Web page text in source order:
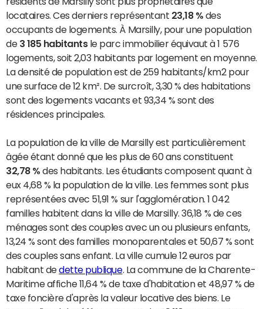
locataires. Ces derniers représentant 23,18 % des
occupants de logements. À Marsilly, pour une population
de 3 185 habitantsle parc immobilier équivaut à 1 576
logements, soit 2,03 habitants par logement en moyenne.
La densité de population est de 259 habitants/km2 pour
une surface de 12 km². De surcroît, 3,30 % des habitations
sont des logements vacants et 93,34 % sont des
résidences principales.
La population de la ville de Marsilly est particulièrement
âgée étant donné que les plus de 60 ans constituent
32,78 % des habitants. Les étudiants composent quant à
eux 4,68 % la population de la ville. Les femmes sont plus
représentées avec 51,91 % sur l'agglomération. 1 042
familles habitent dans la ville de Marsilly. 36,18 % de ces
ménages sont des couples avec un ou plusieurs enfants,
13,24 % sont des familles monoparentales et 50,67 % sont
des couples sans enfant. La ville cumule 12 euros par
habitant dedette publique. La commune de la Charente-
Maritime affiche 11,64 % de taxe d'habitation et 48,97 % de
taxe foncière d'après la valeur locative des biens. Le